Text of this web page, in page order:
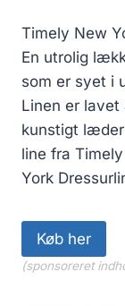
Timely New
En utrolig
som er syet i
Linen er
kunstigt
line fra
York
Køb her
(sponsoreret